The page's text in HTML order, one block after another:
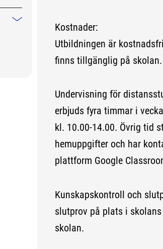
Mindre information
Kostnader:
Utbildningen är
finns tillgänglig på skolan.
Undervisning för
erbjuds fyra timmar i
kl. 10.00-14.00. Övrig tid
hemuppgifter och har
plattform Google
Kunskapskontroll och
slutprov på plats i
skolan.